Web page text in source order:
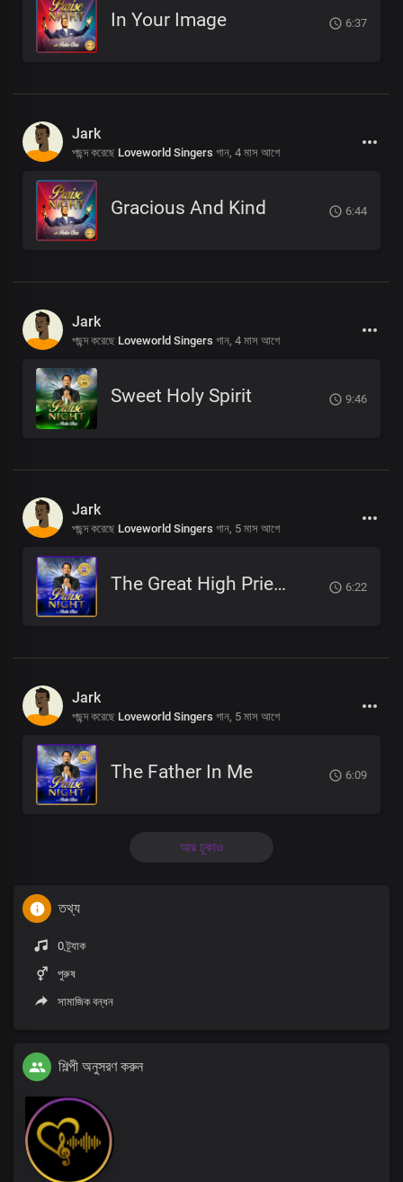
In Your Image 6:37
Jark
পছন্দ করেছে Loveworld Singers গান, 4 মাস আগে
Gracious And Kind 6:44
Jark
পছন্দ করেছে Loveworld Singers গান, 4 মাস আগে
Sweet Holy Spirit 9:46
Jark
পছন্দ করেছে Loveworld Singers গান, 5 মাস আগে
The Great High Priest 6:22
Jark
পছন্দ করেছে Loveworld Singers গান, 5 মাস আগে
The Father In Me 6:09
আর ঢুকাও
তথ্য
0 ট্র্যাক
পুরুষ
সামাজিক বন্ধন
শিল্পী অনুসরণ করুন